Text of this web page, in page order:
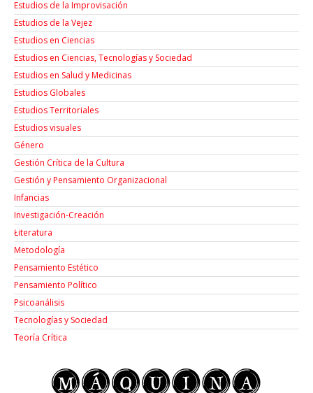
Estudios de la Improvisación
Estudios de la Vejez
Estudios en Ciencias
Estudios en Ciencias, Tecnologías y Sociedad
Estudios en Salud y Medicinas
Estudios Globales
Estudios Territoriales
Estudios visuales
Género
Gestión Crítica de la Cultura
Gestión y Pensamiento Organizacional
Infancias
Investigación-Creación
Łiteratura
Metodología
Pensamiento Estético
Pensamiento Político
Psicoanálisis
Tecnologías y Sociedad
Teoría Crítica